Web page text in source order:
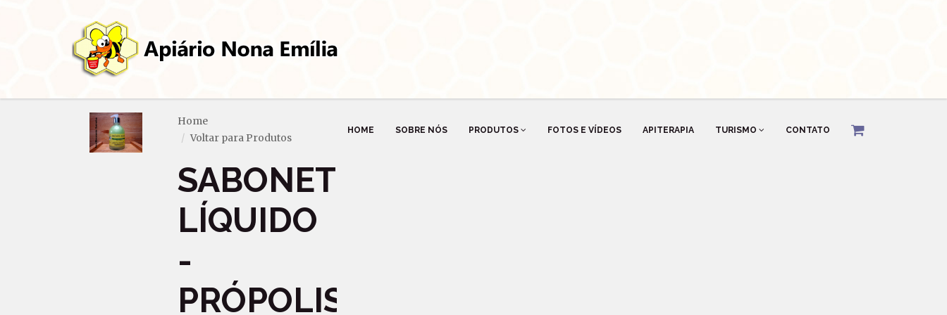
HOME SOBRE NÓS PRODUTOS FOTOS E VÍDEOS APITERAPIA TURISMO CONTATO
Home
Voltar para Produtos
SABONETE
LÍQUIDO
-
PRÓPOLIS